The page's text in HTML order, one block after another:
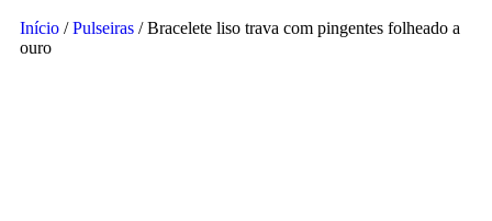
Início /Pulseiras / Bracelete liso trava com pingentes folheado a
ouro